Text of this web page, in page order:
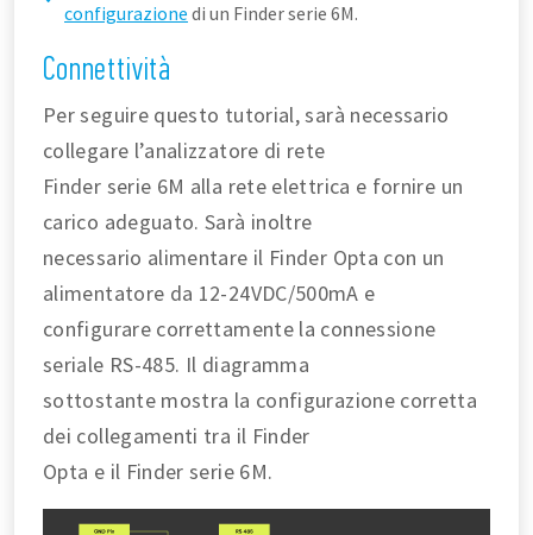
configurazione di un Finder serie 6M.
Connettività
Per seguire questo tutorial, sarà necessario
collegare l’analizzatore di rete
Finder serie 6M alla rete elettrica e fornire un
carico adeguato. Sarà inoltre
necessario alimentare il Finder Opta con un
alimentatore da 12-24VDC/500mA e
configurare correttamente la connessione
seriale RS-485. Il diagramma
sottostante mostra la configurazione corretta
dei collegamenti tra il Finder
Opta e il Finder serie 6M.